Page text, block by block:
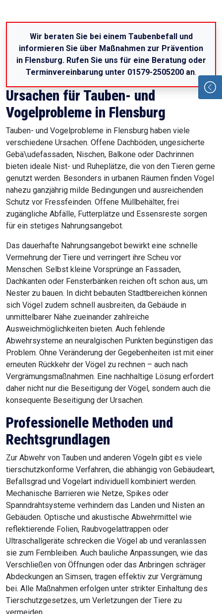
Wir beraten Sie bei einem Taubenbefall und
informieren Sie über Maßnahmen zur Prävention
in Flensburg. Rufen Sie uns für eine Beratung oder
Terminvereinbarung unter 01579-2505200 an.
Ursachen für Tauben- und
Vogelprobleme in Flensburg
Tauben- und Vogelprobleme in Flensburg haben viele
verschiedene Ursachen. Offene Dachböden, ungesicherte
Gebä\udefassaden, Nischen, Balkone oder Dachrinnen
bieten ideale Nist- und Ruheplätze, die von den Tieren gerne
genutzt werden. Besonders in urbanen Räumen finden Vögel
nahezu ganzjährig milde Bedingungen und ausreichenden
Schutz vor Fressfeinden. Offene Müllbehälter, frei
zugängliche Abfälle, Futterplätze und Essensreste sorgen
für ein stetiges Nahrungsangebot.
Das dauerhafte Nahrungsangebot bewirkt eine schnelle
Vermehrung der Tiere und verringert ihre Scheu vor
Menschen. Selbst kleine Vorsprünge an Fassaden,
Dachkanten oder Fensterbänken reichen oft schon aus, um
Nester zu bauen. In dicht bebauten Stadtbereichen können
sich Vögel zudem schnell ausbreiten, da Gebäude in
unmittelbarer Nähe zueinander zahlreiche
Ausweichmöglichkeiten bieten. Auch fehlende
Abwehrsysteme an neuralgischen Punkten begünstigen das
Problem. Ohne Veränderung der Gegebenheiten ist mit einer
erneuten Rückkehr der Vögel zu rechnen – auch nach
Vergrämungsmaßnahmen. Eine nachhaltige Lösung erfordert
daher nicht nur die Beseitigung der Vögel, sondern auch die
konsequente Beseitigung der Ursachen.
Professionelle Methoden und
Rechtsgrundlagen
Zur Abwehr von Tauben und anderen Vögeln gibt es viele
tierschutzkonforme Verfahren, die abhängig von Gebäudeart,
Befallsgrad und Vogelart individuell kombiniert werden.
Mechanische Barrieren wie Netze, Spikes oder
Spanndrahtsysteme verhindern das Landen und Nisten an
Gebäuden. Optische und akustische Abwehrmittel wie
reflektierende Folien, Raubvogelattrappen oder
Ultraschallgeräte schrecken die Vögel ab und veranlassen
sie zum Fernbleiben. Auch bauliche Anpassungen, wie das
Verschließen von Öffnungen oder das Anbringen schräger
Abdeckungen an Simsen, tragen effektiv zur Vergrämung
bei. Alle Maßnahmen erfolgen unter strikter Einhaltung des
Tierschutzgesetzes, um Verletzungen der Tiere zu